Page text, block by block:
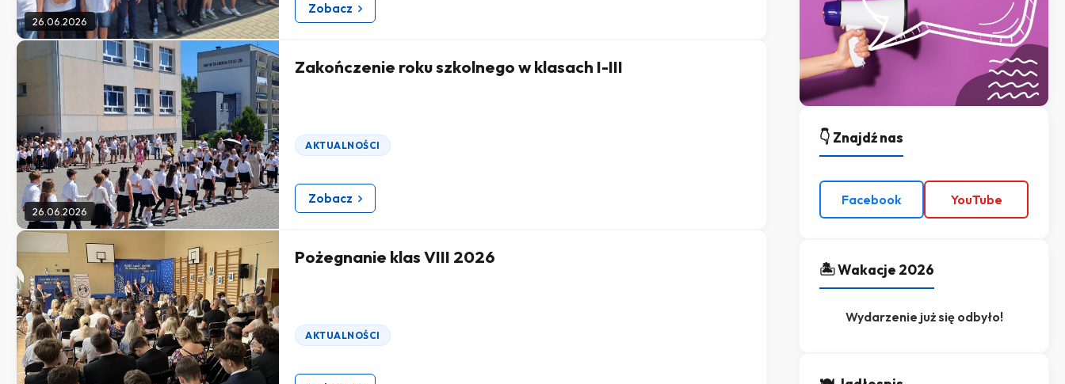
26.06.2026
Zobacz
26.06.2026
Zakończenie roku szkolnego w klasach I-III
AKTUALNOŚCI
Zobacz
Pożegnanie klas VIII 2026
AKTUALNOŚCI
👇 Znajdź nas
Facebook YouTube
🏝️ Wakacje 2026
Wydarzenie już się odbyło!